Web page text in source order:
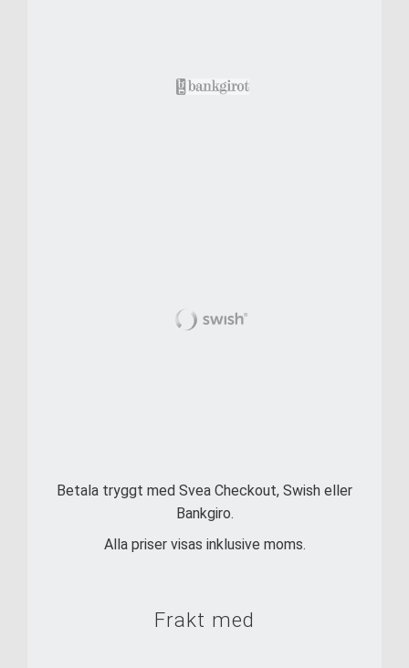
Betala tryggt med Svea Checkout, Swish eller
Bankgiro.
Alla priser visas inklusive moms.
Frakt med